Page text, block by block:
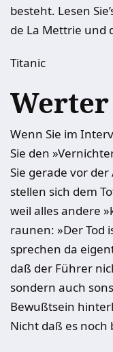
besteht. Lesen
de La Mettrie und
Titanic
Werter
Wenn Sie im
Sie den
Sie gerade vor
stellen sich dem
weil alles andere
raunen: »Der Tod
sprechen da
daß der Führer
sondern auch
Bewußtsein
Nicht daß es noch